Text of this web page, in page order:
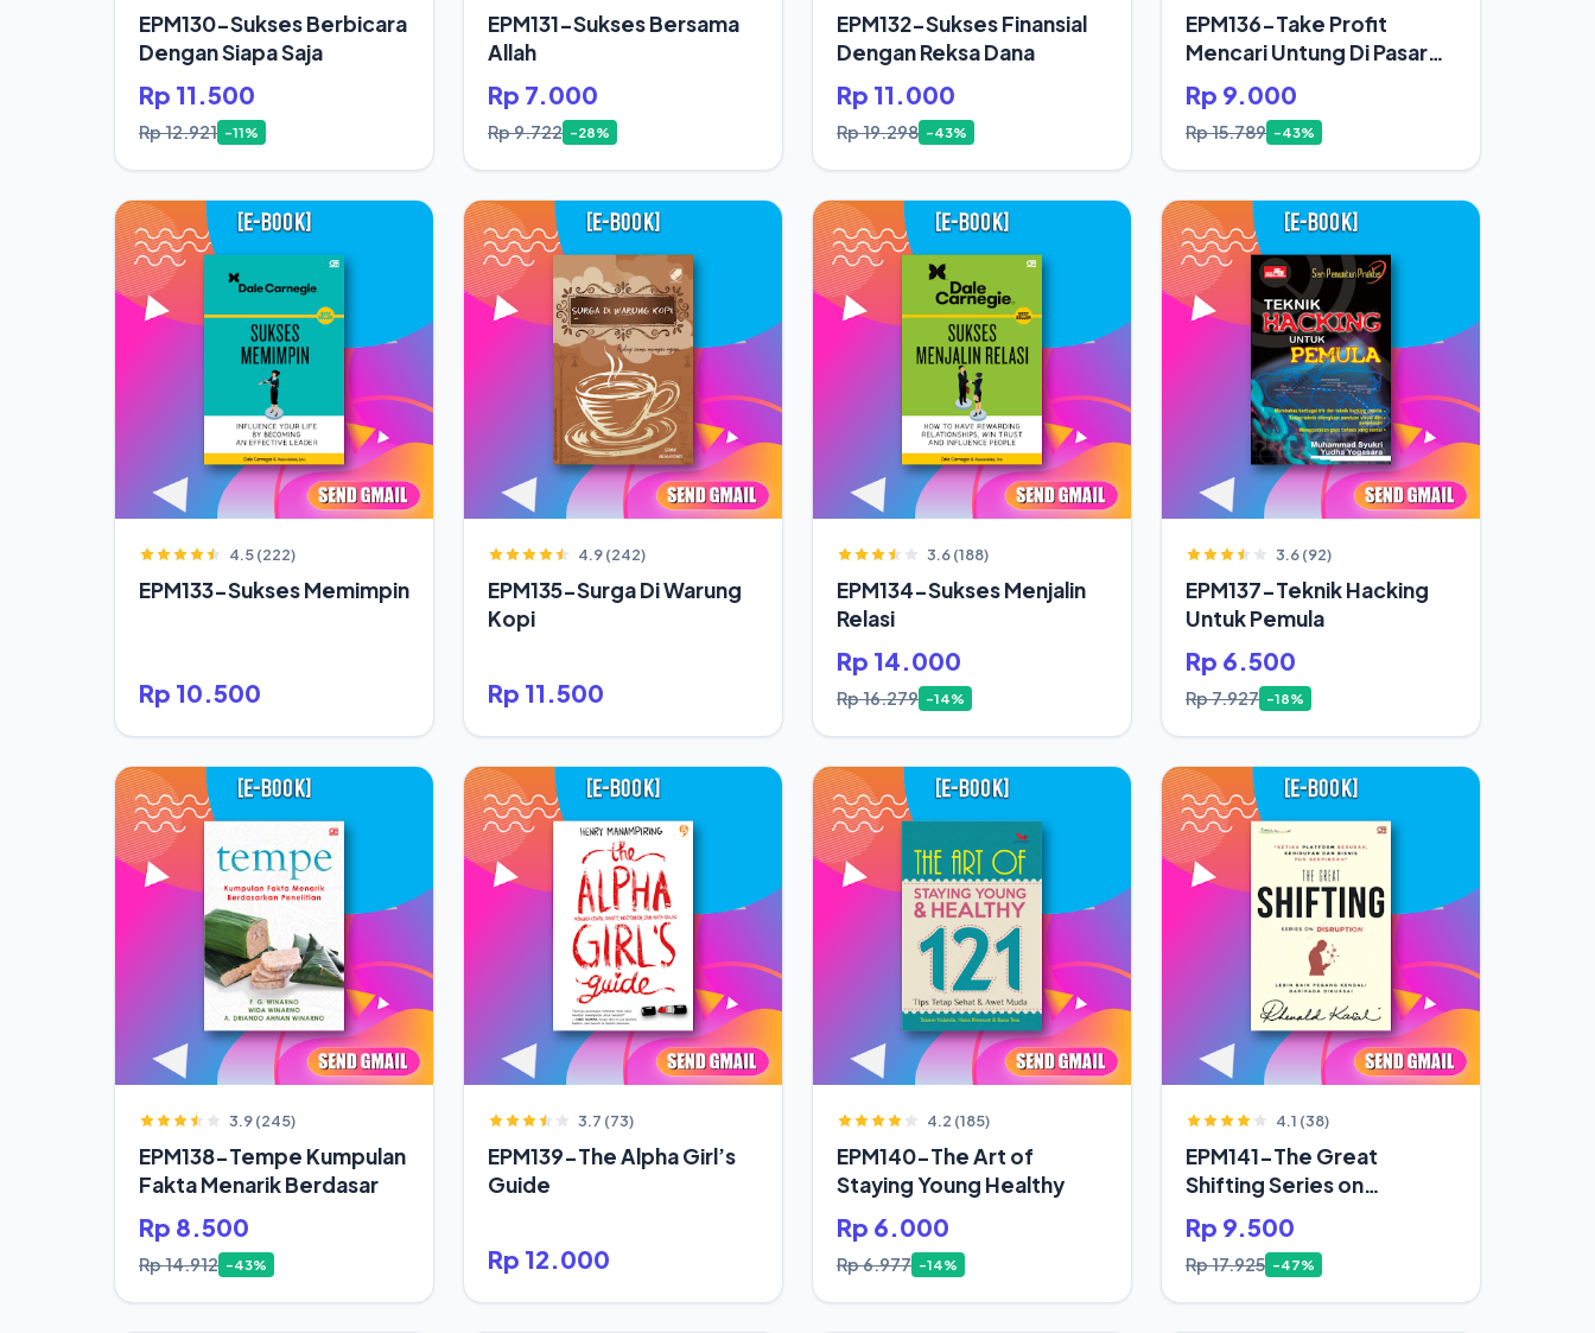
EPM130-Sukses Berbicara
Dengan Siapa Saja
Rp 11.500
Rp 12.921 -11%
EPM131-Sukses Bersama
Allah
Rp 7.000
Rp 9.722 -28%
EPM132-Sukses Finansial
Dengan Reksa Dana
Rp 11.000
Rp 19.298 -43%
EPM136-Take Profit
Mencari Untung Di Pasar
Modal Secara Rasional
Rp 9.000
Rp 15.789 -43%
4.5 (222)
EPM133-Sukses Memimpin
Rp 10.500
4.9 (242)
EPM135-Surga Di Warung
Kopi
Rp 11.500
3.6 (188)
EPM134-Sukses Menjalin
Relasi
Rp 14.000
Rp 16.279 -14%
3.6 (92)
EPM137-Teknik Hacking
Untuk Pemula
Rp 6.500
Rp 7.927 -18%
3.9 (245)
EPM138-Tempe Kumpulan
Fakta Menarik Berdasar
Rp 8.500
Rp 14.912 -43%
3.7 (73)
EPM139-The Alpha Girl’s
Guide
Rp 12.000
4.2 (185)
EPM140-The Art of
Staying Young Healthy
Rp 6.000
Rp 6.977 -14%
4.1 (38)
EPM141-The Great
Shifting Series on
Disruption
Rp 9.500
Rp 17.925 -47%